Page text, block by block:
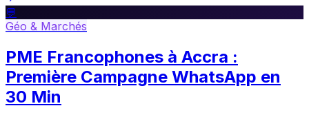
💬
Géo & Marchés
PME Francophones à Accra :
Première Campagne WhatsApp en
30 Min